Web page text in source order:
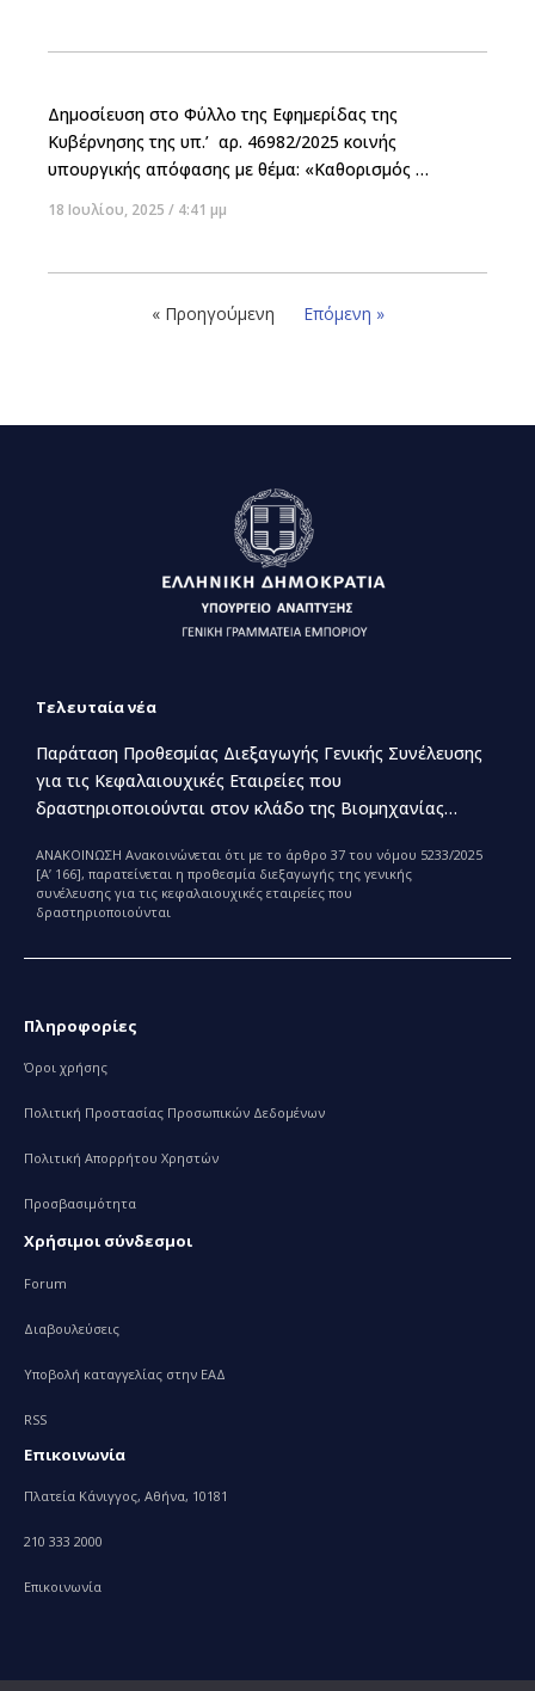
Δημοσίευση στο Φύλλο της Εφημερίδας της
Κυβέρνησης της υπ.’ αρ. 46982/2025 κοινής
υπουργικής απόφασης με θέμα: «Καθορισμός
κυρώσεων του άρθρου 50 του ν. 4919/2022 στους μη
Μητρώο (Γ.Ε.ΜΗ.) και λοιπά σχετικά θέματα» (Β’
3542/08-07-2025)
18 Ιουλίου, 2025 4:41 μμ
« Προηγούμενη Επόμενη »
Τελευταία νέα
Παράταση Προθεσμίας Διεξαγωγής Γενικής Συνέλευσης
για τις Κεφαλαιουχικές Εταιρείες που
δραστηριοποιούνται στον κλάδο της Βιομηχανίας
ΑΝΑΚΟΙΝΩΣΗ Ανακοινώνεται ότι με το άρθρο 37 του νόμου 5233/2025
[Α’ 166], παρατείνεται η προθεσμία διεξαγωγής της γενικής
συνέλευσης για τις κεφαλαιουχικές εταιρείες που
δραστηριοποιούνται
Πληροφορίες
Όροι χρήσης
Πολιτική Προστασίας Προσωπικών Δεδομένων
Πολιτική Απορρήτου Χρηστών
Προσβασιμότητα
Χρήσιμοι σύνδεσμοι
Forum
Διαβουλεύσεις
Υποβολή καταγγελίας στην ΕΑΔ
RSS
Επικοινωνία
Πλατεία Κάνιγγος, Αθήνα, 10181
210 333 2000
Επικοινωνία